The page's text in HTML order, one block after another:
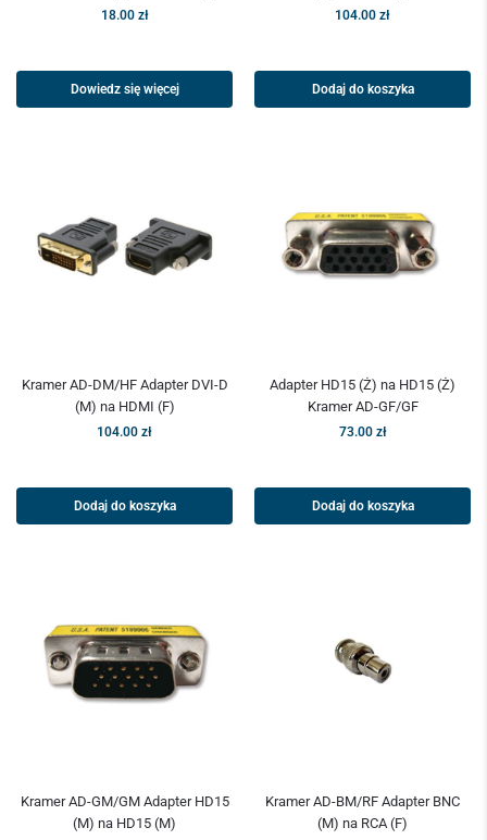
18.00 zł
Dowiedz się więcej
104.00 zł
Dodaj do koszyka
Kramer AD-DM/HF Adapter DVI-D
(M) na HDMI (F)
104.00 zł
Dodaj do koszyka
Adapter HD15 (Ż) na HD15 (Ż)
Kramer AD-GF/GF
73.00 zł
Dodaj do koszyka
Kramer AD-GM/GM Adapter HD15
(M) na HD15 (M)
Kramer AD-BM/RF Adapter BNC
(M) na RCA (F)